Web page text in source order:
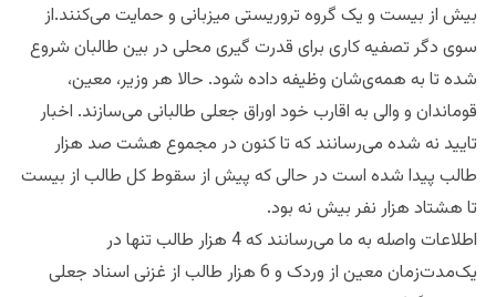
بیش از بیست و یک گروه تروریستی میزبانی و حمایت می‌کنند.از
سوی دگر تصفیه کاری برای قدرت گیری محلی در بین طالبان شروع
شده تا به همه‌ی‌شان وظیفه داده شود. حالا هر وزیر، معین،
قوماندان و والی به اقارب خود اوراق جعلی طالبانی می‌سازند. اخبار
تایید نه شده می‌رسانند که تا کنون در مجموع هشت صد هزار
طالب پیدا شده است در حالی که پیش از سقوط کل طالب از بیست
تا هشتاد هزار نفر بیش نه بود.
اطلاعات واصله به ما می‌رسانند که 4 هزار طالب تنها در
یک‌‌مدت‌زمان معین از وردک و 6 هزار طالب از غزنی اسناد جعلی